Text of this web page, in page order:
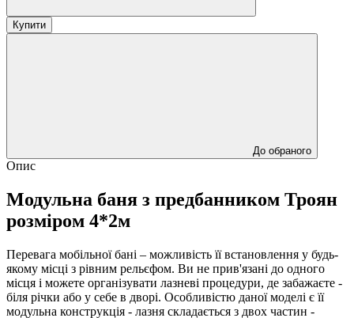
Купити
До обраного
Опис
Модульна баня з предбанником Троян
розміром 4*2м
Перевага мобільної бані – можливість її встановлення у будь-
якому місці з рівним рельєфом. Ви не прив'язані до одного
місця і можете організувати лазневі процедури, де забажаєте -
біля річки або у себе в дворі. Особливістю даної моделі є її
модульна конструкція - лазня складається з двох частин -